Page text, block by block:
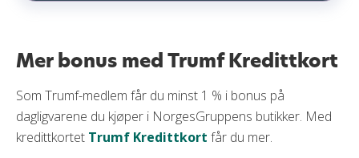
Mer bonus med Trumf Kredittkort
Som Trumf-medlem får du minst 1 % i bonus på
dagligvarene du kjøper i NorgesGruppens butikker. Med
kredittkortet Trumf Kredittkort får du mer.